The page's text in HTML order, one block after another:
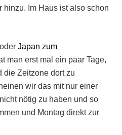
hinzu. Im Haus ist also schon
Japan zum
man erst mal ein paar Tage,
die Zeitzone dort zu
wir das mit nur einer
nötig zu haben und so
und Montag direkt zur